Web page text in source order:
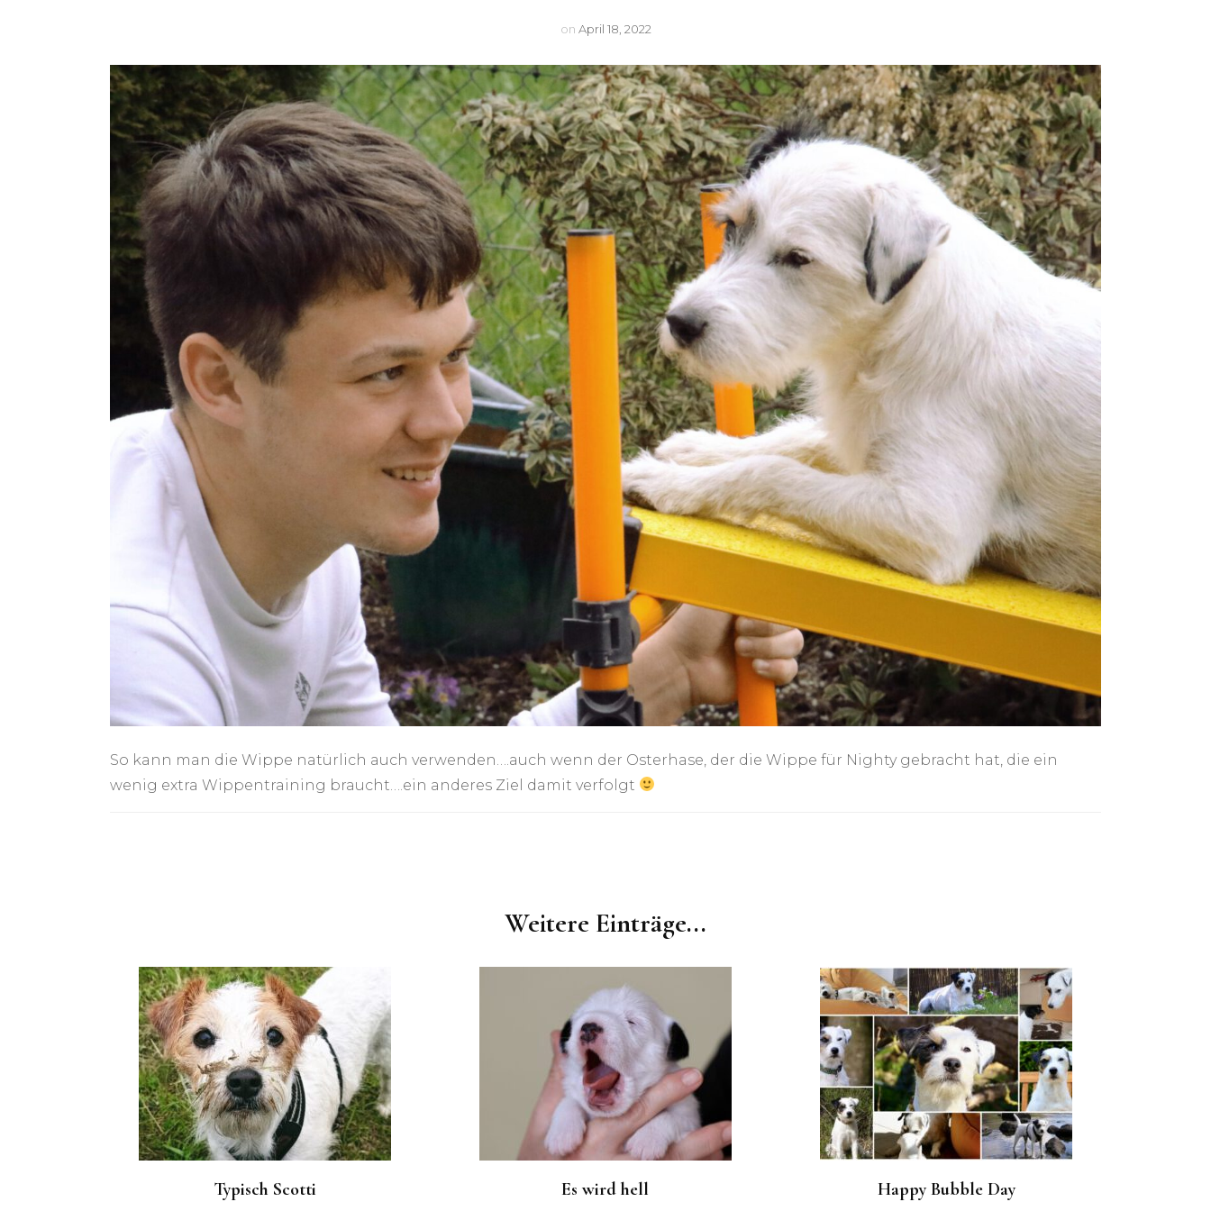
Lu
Nighty
Arwen
Cleo
Mexxi
on April 18, 2022
So kann man die Wippe natürlich auch verwenden….auch wenn der Osterhase, der die Wippe für Nighty gebracht hat, die ein
wenig extra Wippentraining braucht….ein anderes Ziel damit verfolgt
Weitere Einträge...
Typisch Scotti Es wird hell Happy Bubble Day